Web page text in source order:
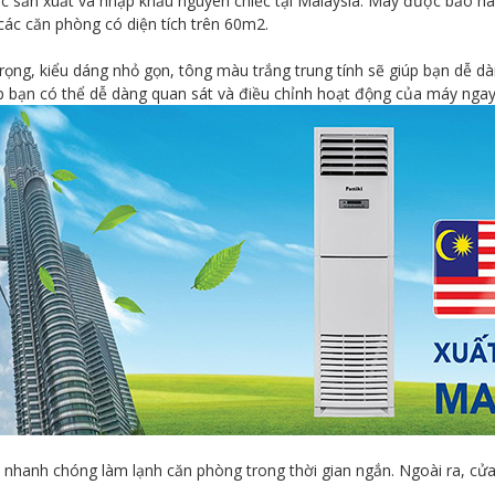
căn phòng có diện tích trên 60m2.
kiểu dáng nhỏ gọn, tông màu trắng trung tính sẽ giúp bạn dễ
có thể dễ dàng quan sát và điều chỉnh hoạt động của máy
chóng làm lạnh căn phòng trong thời gian ngắn. Ngoài ra,